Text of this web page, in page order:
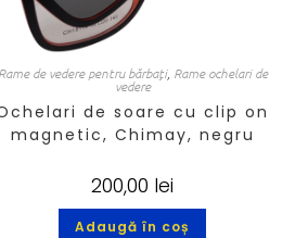
de vedere pentru bărbați, Rame ochelari de
vedere
de soare cu clip on
magnetic, Chimay, negru
200,00 lei
Adaugă în coș